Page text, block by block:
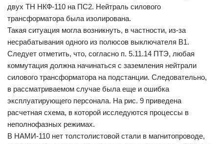
двух ТН НКФ-110 на ПС2. Нейтраль силового
трансформатора была изолирована.
Такая ситуация могла возникнуть, в частности, из-за
несрабатывания одного из полюсов выключателя В1.
Следует отметить, что, согласно п. 5.11.14 ПТЭ, любая
коммутация должна начинаться с заземления нейтрали
силового трансформатора на подстанции. Следовательно,
в рассматриваемом случае была еще и ошибка
эксплуатирующего персонала. На рис. 9 приведена
расчетная схема, в которой исследуются процессы в
неполнофазных режимах.
В НАМИ-110 нет толстолистовой стали в магнитопроводе,